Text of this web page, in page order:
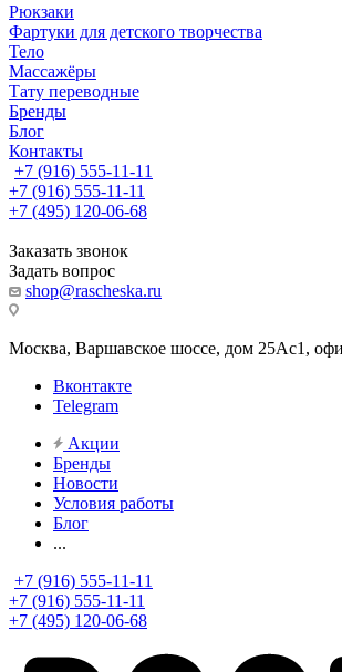
Рюкзаки
Фартуки для детского творчества
Тело
Массажёры
Тату переводные
Бренды
Блог
Контакты
+7 (916) 555-11-11
+7 (916) 555-11-11
+7 (495) 120-06-68
Заказать звонок
Задать вопрос
shop@rascheska.ru
Москва, Варшавское шоссе, дом 25Аc1,
Вконтакте
Telegram
Акции
Бренды
Новости
Условия работы
Блог
...
+7 (916) 555-11-11
+7 (916) 555-11-11
+7 (495) 120-06-68